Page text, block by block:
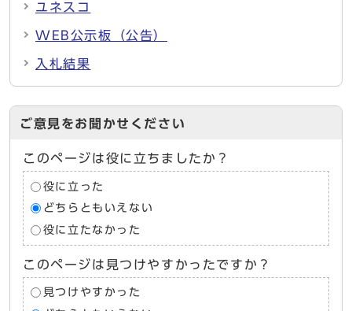
ユネスコ
WEB公示板（公告）
入札結果
ご意見をお聞かせください
このページは役に立ちましたか？
役に立った
どちらともいえない
役に立たなかった
このページは見つけやすかったですか？
見つけやすかった